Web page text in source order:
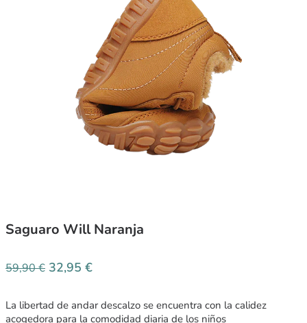
Saguaro Will Naranja
59,90€ 32,95 €
La libertad de andar descalzo se encuentra con la calidez
acogedora para la comodidad diaria de los niños